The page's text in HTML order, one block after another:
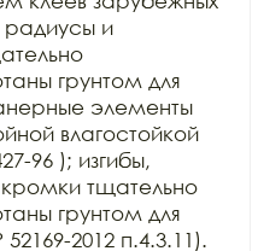
радиусы и
грунтом для
элементы
влагостойкой
96 ); изгибы,
тщательно
грунтом для
2012 п.4.3.11).